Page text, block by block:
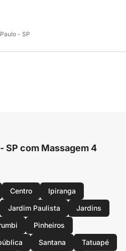
- SP
SP com Massagem 4
Centro
Ipiranga
Jardim Paulista
Jardins
Pinheiros
Santana
Tatuapé